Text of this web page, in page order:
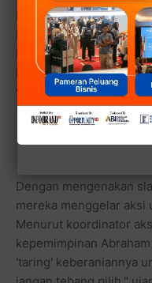
REPUBLIKA.CO.ID,
Pemberantasan
Rabu (25/1). Selain
lembaga ad hoc itu juga
yang berasal dari
(Gasak) yang berjoget
Dengan mengenakan
mereka menggelar aksi
Menurut koordinator
kepemimpinan
'taring' keberaniannya